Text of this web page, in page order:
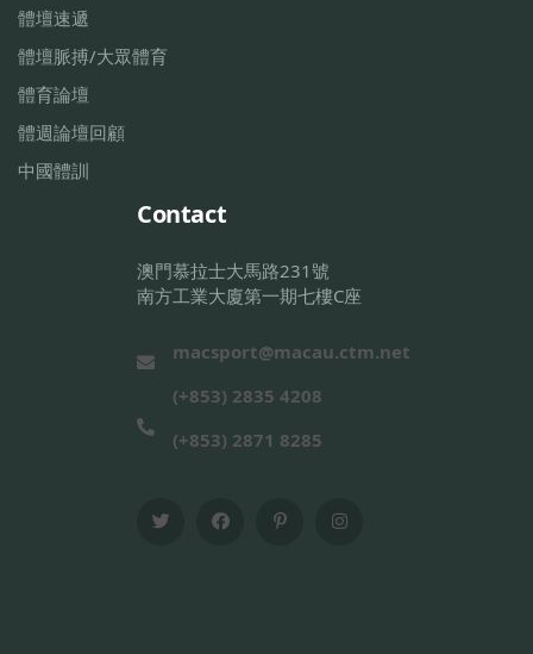
體壇速遞
體壇脈搏/大眾體育
體育論壇
體週論壇回顧
中國體訓
Contact
澳門慕拉士大馬路231號
南方工業大廈第一期七樓C座
macsport@macau.ctm.net
(+853) 2835 4208
(+853) 2871 8285